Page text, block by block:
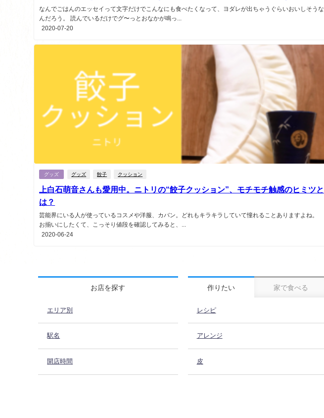
なんでごはんのエッセイって文字だけでこんなにも食べたくなって、ヨダレが出ちゃうぐらいおいしそうな
んだろう。 読んでいるだけでグ〜っとおなかが鳴っ...
2020-07-20
グッズ グッズ 餃子 クッション
上白石萌音さんも愛用中。ニトリの“餃子クッション”、モチモチ触感のヒミツと
は？
芸能界にいる人が使っているコスメや洋服、カバン。どれもキラキラしていて憧れることありますよね。
お揃いにしたくて、こっそり値段を確認してみると、...
2020-06-24
お店を探す
エリア別
駅名
開店時間
作りたい 家で食べる
レシピ
アレンジ
皮